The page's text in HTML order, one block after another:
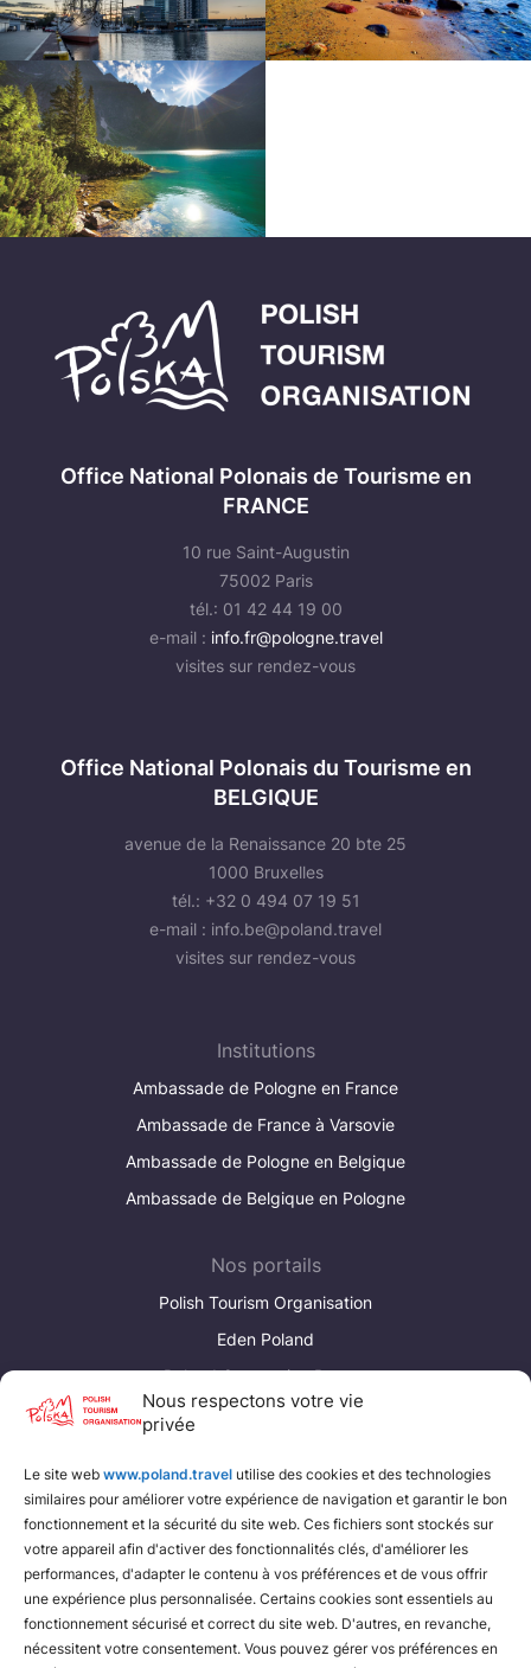
Nous respectons votre vie
privée
Le site web www.poland.travel utilise des cookies et des technologies
similaires pour améliorer votre expérience de navigation et garantir le bon
fonctionnement et la sécurité du site web. Ces fichiers sont stockés sur
votre appareil afin d'activer des fonctionnalités clés, d'améliorer les
performances, d'adapter le contenu à vos préférences et de vous offrir
une expérience plus personnalisée. Certains cookies sont essentiels au
fonctionnement sécurisé et correct du site web. D'autres, en revanche,
nécessitent votre consentement. Vous pouvez gérer vos préférences en
Office National Polonais de Tourisme en
FRANCE
10 rue Saint-Augustin
75002 Paris
tél.: 01 42 44 19 00
e-mail : info.fr@pologne.travel
visites sur rendez-vous
Office National Polonais du Tourisme en
BELGIQUE
avenue de la Renaissance 20 bte 25
1000 Bruxelles
tél.: +32 0 494 07 19 51
e-mail : info.be@poland.travel
visites sur rendez-vous
Institutions
Ambassade de Pologne en France
Ambassade de France à Varsovie
Ambassade de Pologne en Belgique
Ambassade de Belgique en Pologne
Nos portails
Polish Tourism Organisation
Eden Poland
Poland Convention Bureau
Fédération polonaise de camping et de caravaning
Fédération polonaise du tourisme rural
Chemins de fer polonais